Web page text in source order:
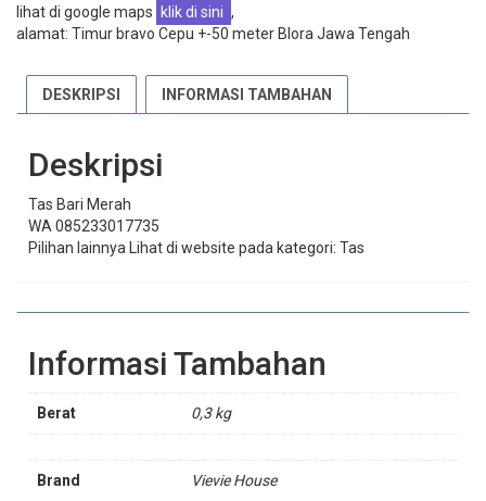
lihat di google maps
klik di sini ,
alamat: Timur bravo Cepu +-50 meter Blora Jawa Tengah
DESKRIPSI INFORMASI TAMBAHAN
Deskripsi
Tas Bari Merah
WA 085233017735
Pilihan lainnya Lihat di website pada kategori: Tas
Informasi Tambahan
Berat 0,3 kg
Brand Vievie House